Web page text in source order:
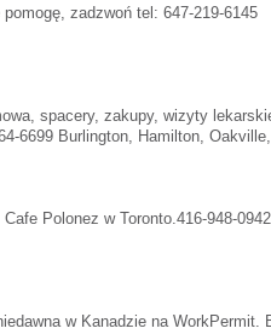
zadzwoń tel: 647-219-6145
spacery, zakupy, wizyty
6699 Burlington, Hamilton,
Polonez w Toronto.416-948-
w Kanadzie na